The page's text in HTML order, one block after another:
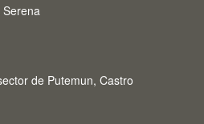
de Putemun, Castro